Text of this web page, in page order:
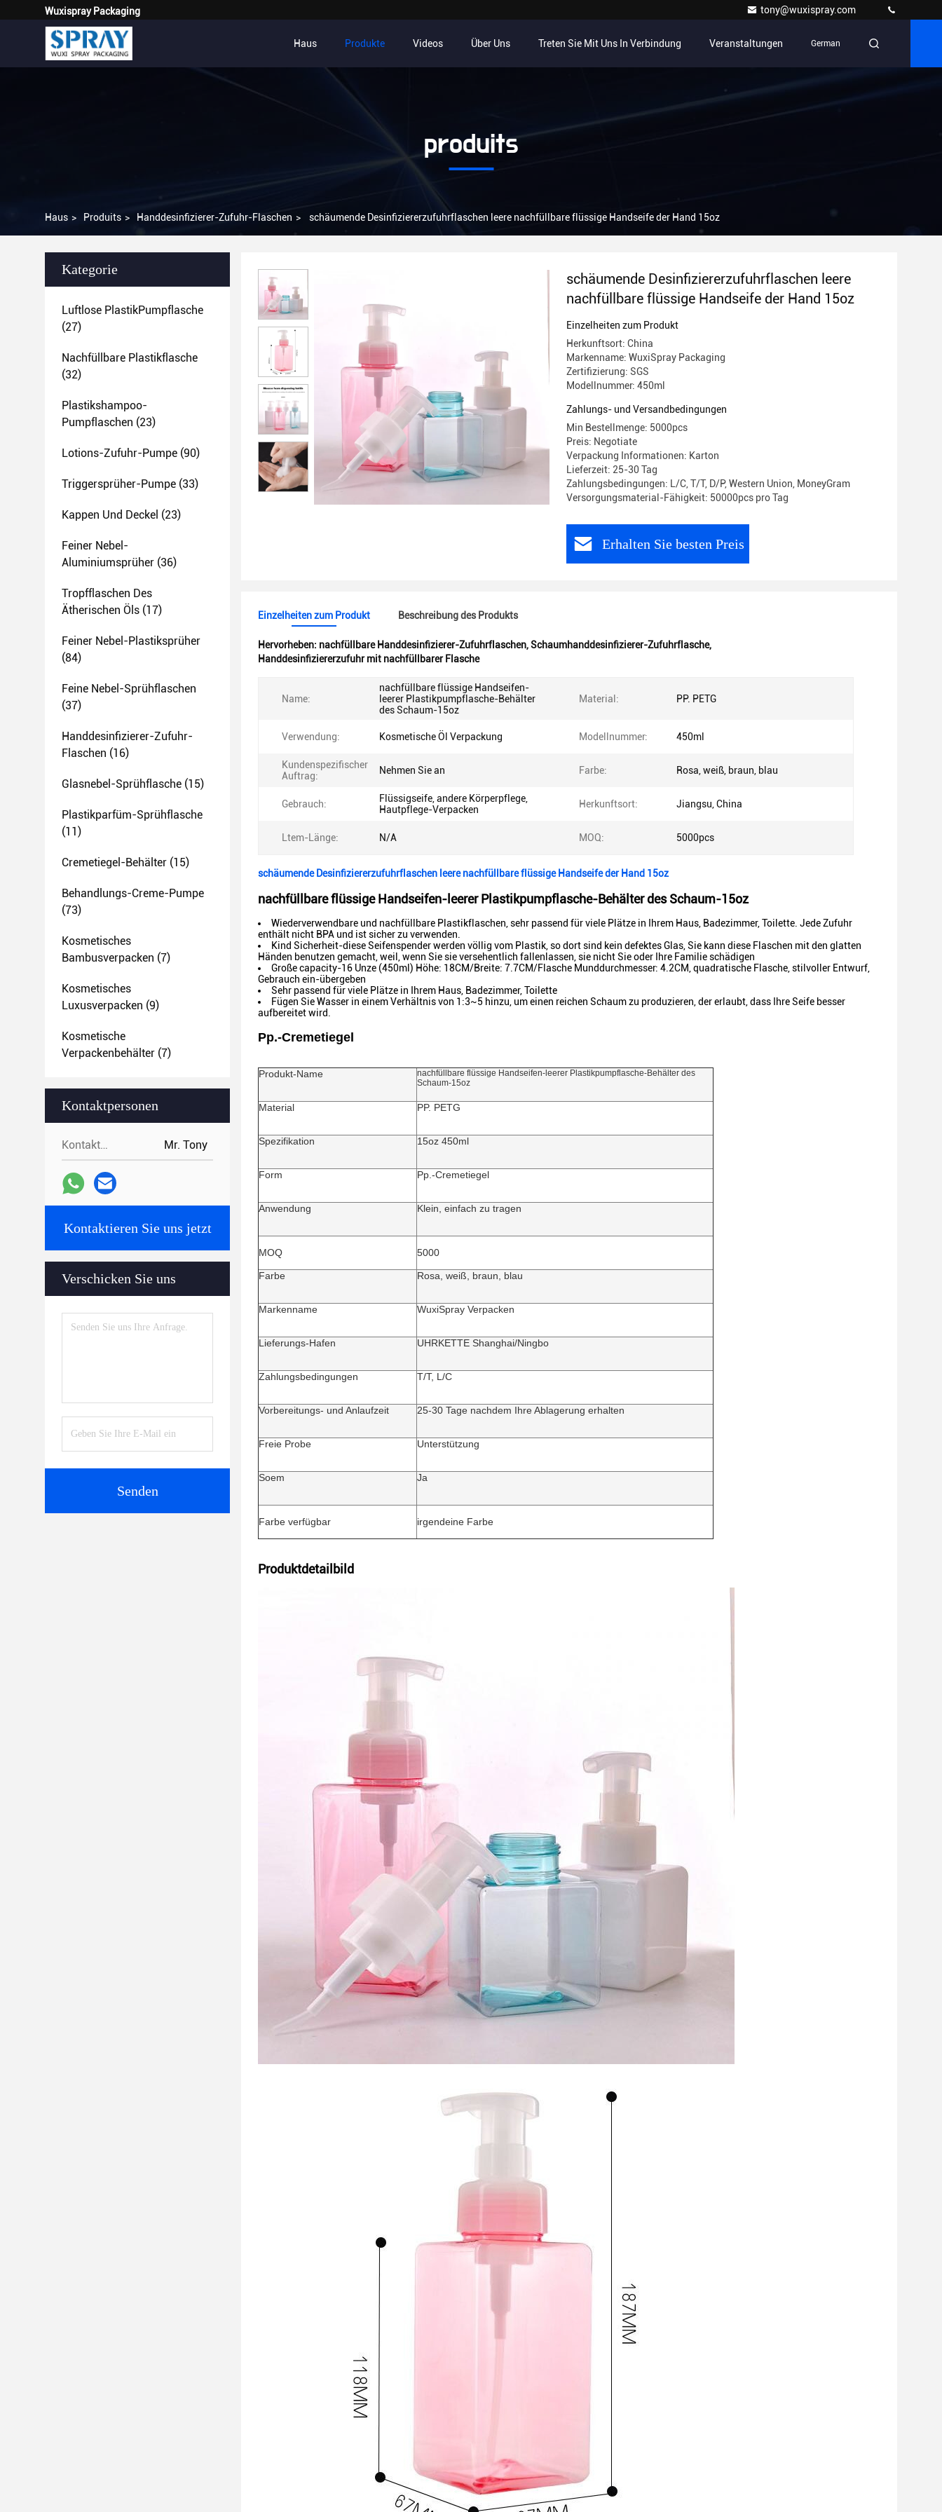
Wuxispray Packaging tony@wuxispray.com
Haus Produkte Videos Über Uns Treten Sie Mit Uns In Verbindung Veranstaltungen German
produits
Haus > Produits > Handdesinfizierer-Zufuhr-Flaschen > schäumende Desinfiziererzufuhrflaschen leere nachfüllbare flüssige Handseife der Hand 15oz
Kategorie
Luftlose PlastikPumpflasche
(27)
Nachfüllbare Plastikflasche
(32)
Plastikshampoo-
Pumpflaschen (23)
Lotions-Zufuhr-Pumpe (90)
Triggersprüher-Pumpe (33)
Kappen Und Deckel (23)
Feiner Nebel-
Aluminiumsprüher (36)
Tropfflaschen Des
Ätherischen Öls (17)
Feiner Nebel-Plastiksprüher
(84)
Feine Nebel-Sprühflaschen
(37)
Handdesinfizierer-Zufuhr-
Flaschen (16)
Glasnebel-Sprühflasche (15)
Plastikparfüm-Sprühflasche
(11)
Cremetiegel-Behälter (15)
Behandlungs-Creme-Pumpe
(73)
Kosmetisches
Bambusverpacken (7)
Kosmetisches
Luxusverpacken (9)
Kosmetische
Verpackenbehälter (7)
Kontaktpersonen
Kontaktpersonen: Mr. Tony
Kontaktieren Sie uns jetzt
Verschicken Sie uns
Senden
schäumende Desinfiziererzufuhrflaschen leere
nachfüllbare flüssige Handseife der Hand 15oz
Einzelheiten zum Produkt
Herkunftsort: China
Markenname: WuxiSpray Packaging
Zertifizierung: SGS
Modellnummer: 450ml
Zahlungs- und Versandbedingungen
Min Bestellmenge: 5000pcs
Preis: Negotiate
Verpackung Informationen: Karton
Lieferzeit: 25-30 Tag
Zahlungsbedingungen: L/C, T/T, D/P, Western Union, MoneyGram
Versorgungsmaterial-Fähigkeit: 50000pcs pro Tag
Erhalten Sie besten Preis
Einzelheiten zum Produkt Beschreibung des Produkts
Hervorheben: nachfüllbare Handdesinfizierer-Zufuhrflaschen,Schaumhanddesinfizierer-Zufuhrflasche,
Handdesinfiziererzufuhr mit nachfüllbarer Flasche
Name:
nachfüllbare flüssige Handseifen-
leerer Plastikpumpflasche-Behälter
des Schaum-15oz
Material: PP. PETG
Verwendung: Kosmetische Öl Verpackung Modellnummer: 450ml
Kundenspezifischer
Auftrag:
Nehmen Sie an Farbe: Rosa, weiß, braun, blau
Gebrauch:
Flüssigseife, andere Körperpflege,
Hautpflege-Verpacken
Herkunftsort: Jiangsu, China
Ltem-Länge: N/A MOQ: 5000pcs
schäumende Desinfiziererzufuhrflaschen leere nachfüllbare flüssige Handseife der Hand 15oz
nachfüllbare flüssige Handseifen-leerer Plastikpumpflasche-Behälter des Schaum-15oz
Wiederverwendbare und nachfüllbare Plastikflaschen, sehr passend für viele Plätze in Ihrem Haus, Badezimmer, Toilette. Jede Zufuhr
enthält nicht BPA und ist sicher zu verwenden.
Kind Sicherheit-diese Seifenspender werden völlig vom Plastik, so dort sind kein defektes Glas, Sie kann diese Flaschen mit den glatten
Händen benutzen gemacht, weil, wenn Sie sie versehentlich fallenlassen, sie nicht Sie oder Ihre Familie schädigen
Große capacity-16 Unze (450ml) Höhe: 18CM/Breite: 7.7CM/Flasche Munddurchmesser: 4.2CM, quadratische Flasche, stilvoller Entwurf,
Gebrauch ein-übergeben
Sehr passend für viele Plätze in Ihrem Haus, Badezimmer, Toilette
Fügen Sie Wasser in einem Verhältnis von 1:3~5 hinzu, um einen reichen Schaum zu produzieren, der erlaubt, dass Ihre Seife besser
aufbereitet wird.
Pp.-Cremetiegel
Produkt-Name
nachfüllbare flüssige Handseifen-leerer Plastikpumpflasche-Behälter des
Schaum-15oz
Material PP. PETG
Spezifikation 15oz 450ml
Form Pp.-Cremetiegel
Anwendung Klein, einfach zu tragen
MOQ 5000
Farbe Rosa, weiß, braun, blau
Markenname WuxiSpray Verpacken
Lieferungs-Hafen UHRKETTE Shanghai/Ningbo
Zahlungsbedingungen T/T, L/C
Vorbereitungs- und Anlaufzeit 25-30 Tage nachdem Ihre Ablagerung erhalten
Freie Probe Unterstützung
Soem Ja
Farbe verfügbar irgendeine Farbe
Produktdetailbild